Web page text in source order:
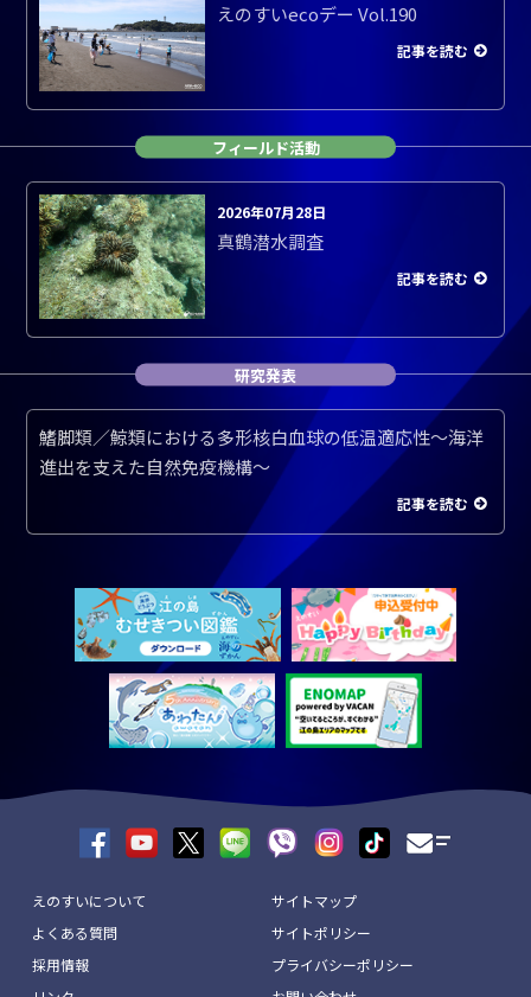
えのすいecoデー Vol.190
記事を読む
フィールド活動
2026年07月28日
真鶴潜水調査
記事を読む
研究発表
鰭脚類／鯨類における多形核白血球の低温適応性～海洋
進出を支えた自然免疫機構～
記事を読む
えのすいについて
よくある質問
採用情報
サイトマップ
サイトポリシー
プライバシーポリシー